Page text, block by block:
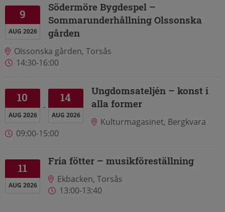
9
AUG 2026
Södermöre Bygdespel –
Sommarunderhållning Olssonska
gården
Olssonska gården, Torsås
14:30-16:00
10
AUG 2026
14
AUG 2026
Ungdomsateljén – konst i
alla former
Kulturmagasinet, Bergkvara
09:00-15:00
11
AUG 2026
Fria fötter – musikföreställning
Ekbacken, Torsås
13:00-13:40